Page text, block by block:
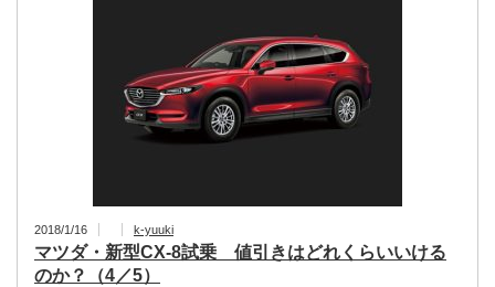
2018/1/16 k-yuuki
マツダ・新型CX-8試乗 値引きはどれくらいいける
のか？（4／5）